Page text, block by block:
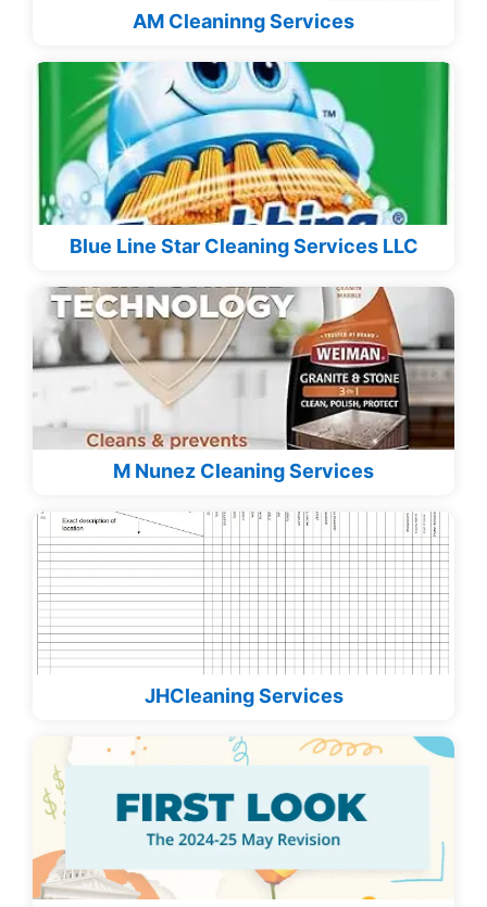
AM Cleaninng Services
Blue Line Star Cleaning Services LLC
M Nunez Cleaning Services
JHCleaning Services